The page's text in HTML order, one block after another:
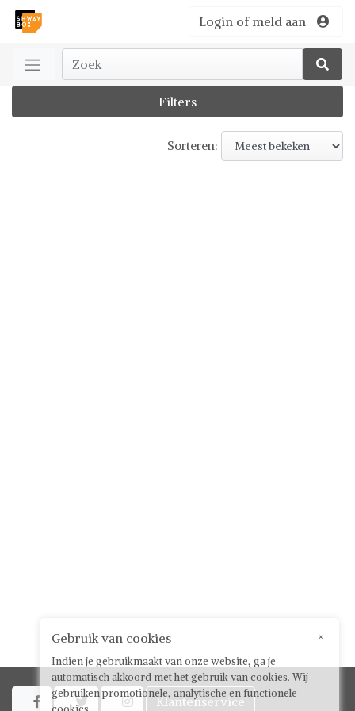
Login of meld aan
Filters
Sorteren:
   Klantenservice
×
Gebruik van cookies
Indien je gebruikmaakt van onze website, ga je
automatisch akkoord met het gebruik van cookies. Wij
gebruiken promotionele, analytische en functionele